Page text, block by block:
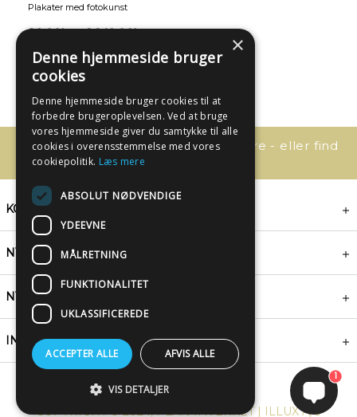
Plakater med fotokunst
89,00kr. – 2.249,00kr.
Har du spørgsmål, så kontakt os bare - eller find
svaret her:
KONTAKT
NYHEDSBREV
NYTTIGE LINKS
INSPIRATION
COPYRIGHT © 2024, PLAKATWERKET | ILLUX A/S
1
×
Denne hjemmeside bruger
cookies
Denne hjemmeside bruger cookies til at
forbedre brugeroplevelsen. Ved at bruge
vores hjemmeside giver du samtykke til alle
cookies i overensstemmelse med vores
cookiepolitik. Læs mere
ABSOLUT NØDVENDIGE
YDEEVNE
MÅLRETNING
FUNKTIONALITET
UKLASSIFICEREDE
ACCEPTER ALLE AFVIS ALLE
VIS DETALJER